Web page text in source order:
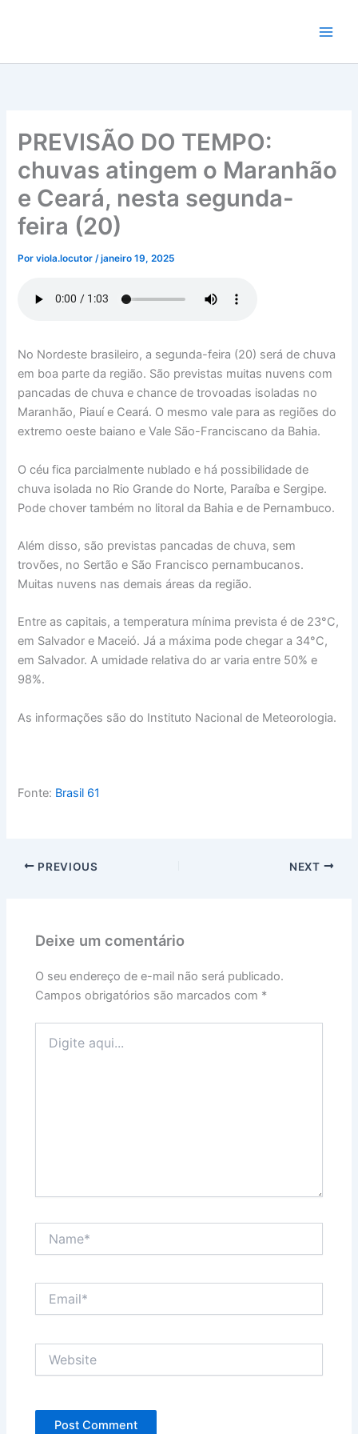
conteúdo
PREVISÃO DO TEMPO:
chuvas atingem o Maranhão
e Ceará, nesta segunda-
feira (20)
Porviola.locutor/janeiro 19, 2025
No Nordeste brasileiro, a segunda-feira (20) será de chuva
em boa parte da região. São previstas muitas nuvens com
pancadas de chuva e chance de trovoadas isoladas no
Maranhão, Piauí e Ceará. O mesmo vale para as regiões do
extremo oeste baiano e Vale São-Franciscano da Bahia.
O céu fica parcialmente nublado e há possibilidade de
chuva isolada no Rio Grande do Norte, Paraíba e Sergipe.
Pode chover também no litoral da Bahia e de Pernambuco.
Além disso, são previstas pancadas de chuva, sem
trovões, no Sertão e São Francisco pernambucanos.
Muitas nuvens nas demais áreas da região.
Entre as capitais, a temperatura mínima prevista é de 23°C,
em Salvador e Maceió. Já a máxima pode chegar a 34°C,
em Salvador. A umidade relativa do ar varia entre 50% e
98%.
As informações são do Instituto Nacional de Meteorologia.
Fonte: Brasil 61
PREVIOUS NEXT
Deixe um comentário
O seu endereço de e-mail não será publicado.
Campos obrigatórios são marcados com *
aqui...